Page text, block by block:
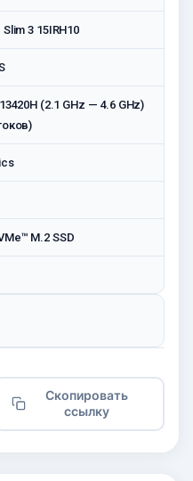
3 15IRH10
(2.1 GHz — 4.6 GHz)
M.2 SSD
Скопировать
ссылку